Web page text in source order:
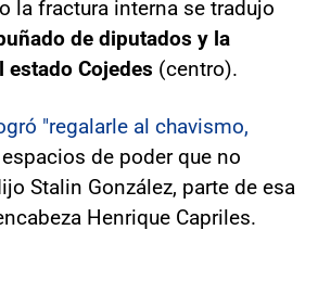
la fractura interna se tradujo
de diputados y la
Cojedes (centro).
"regalarle al chavismo,
espacios de poder que no
Stalin González, parte de esa
Henrique Capriles.